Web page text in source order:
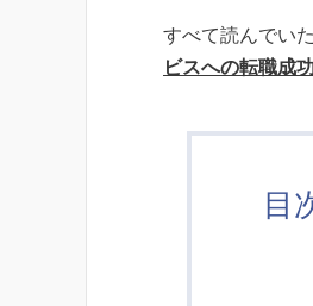
すべて読んでい
ビスへの転職成
目